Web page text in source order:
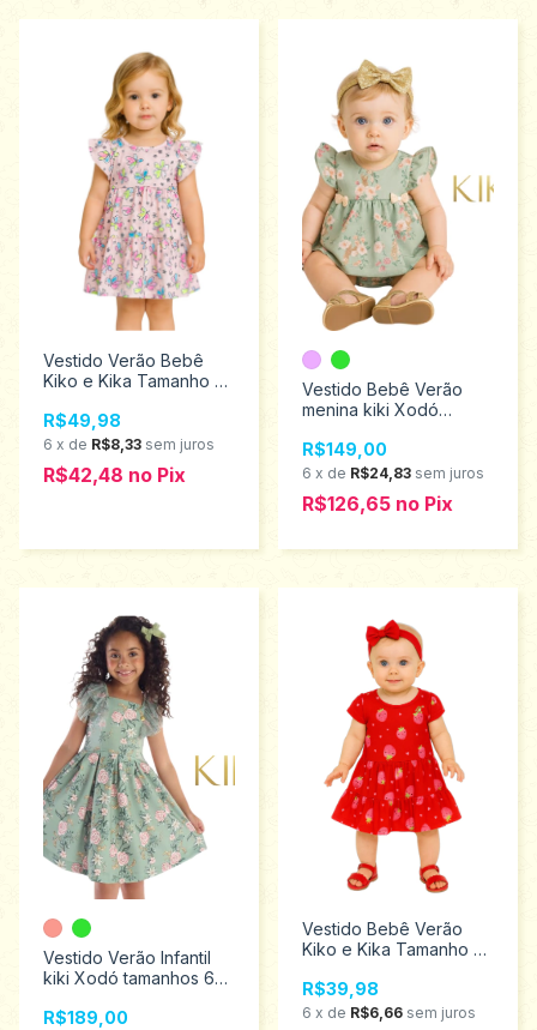
Vestido Verão Bebê
Kiko e Kika Tamanho M
R$49,98
6 x de R$8,33 sem juros
R$42,48 no Pix
Vestido Bebê Verão
menina kiki Xodó
1100068
R$149,00
6 x de R$24,83 sem juros
R$126,65 no Pix
Vestido Verão Infantil
kiki Xodó tamanhos 6
R$189,00
Vestido Bebê Verão
Kiko e Kika Tamanho M
R$39,98
6 x de R$6,66 sem juros